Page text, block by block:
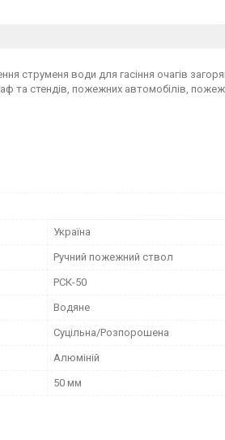
струменя води для гасіння очагів
стендів, пожежних автомобілів,
Україна
Ручний пожежний ствол
РСК-50
Водяне
Суцільна/Розпорошена
Алюміній
50 мм